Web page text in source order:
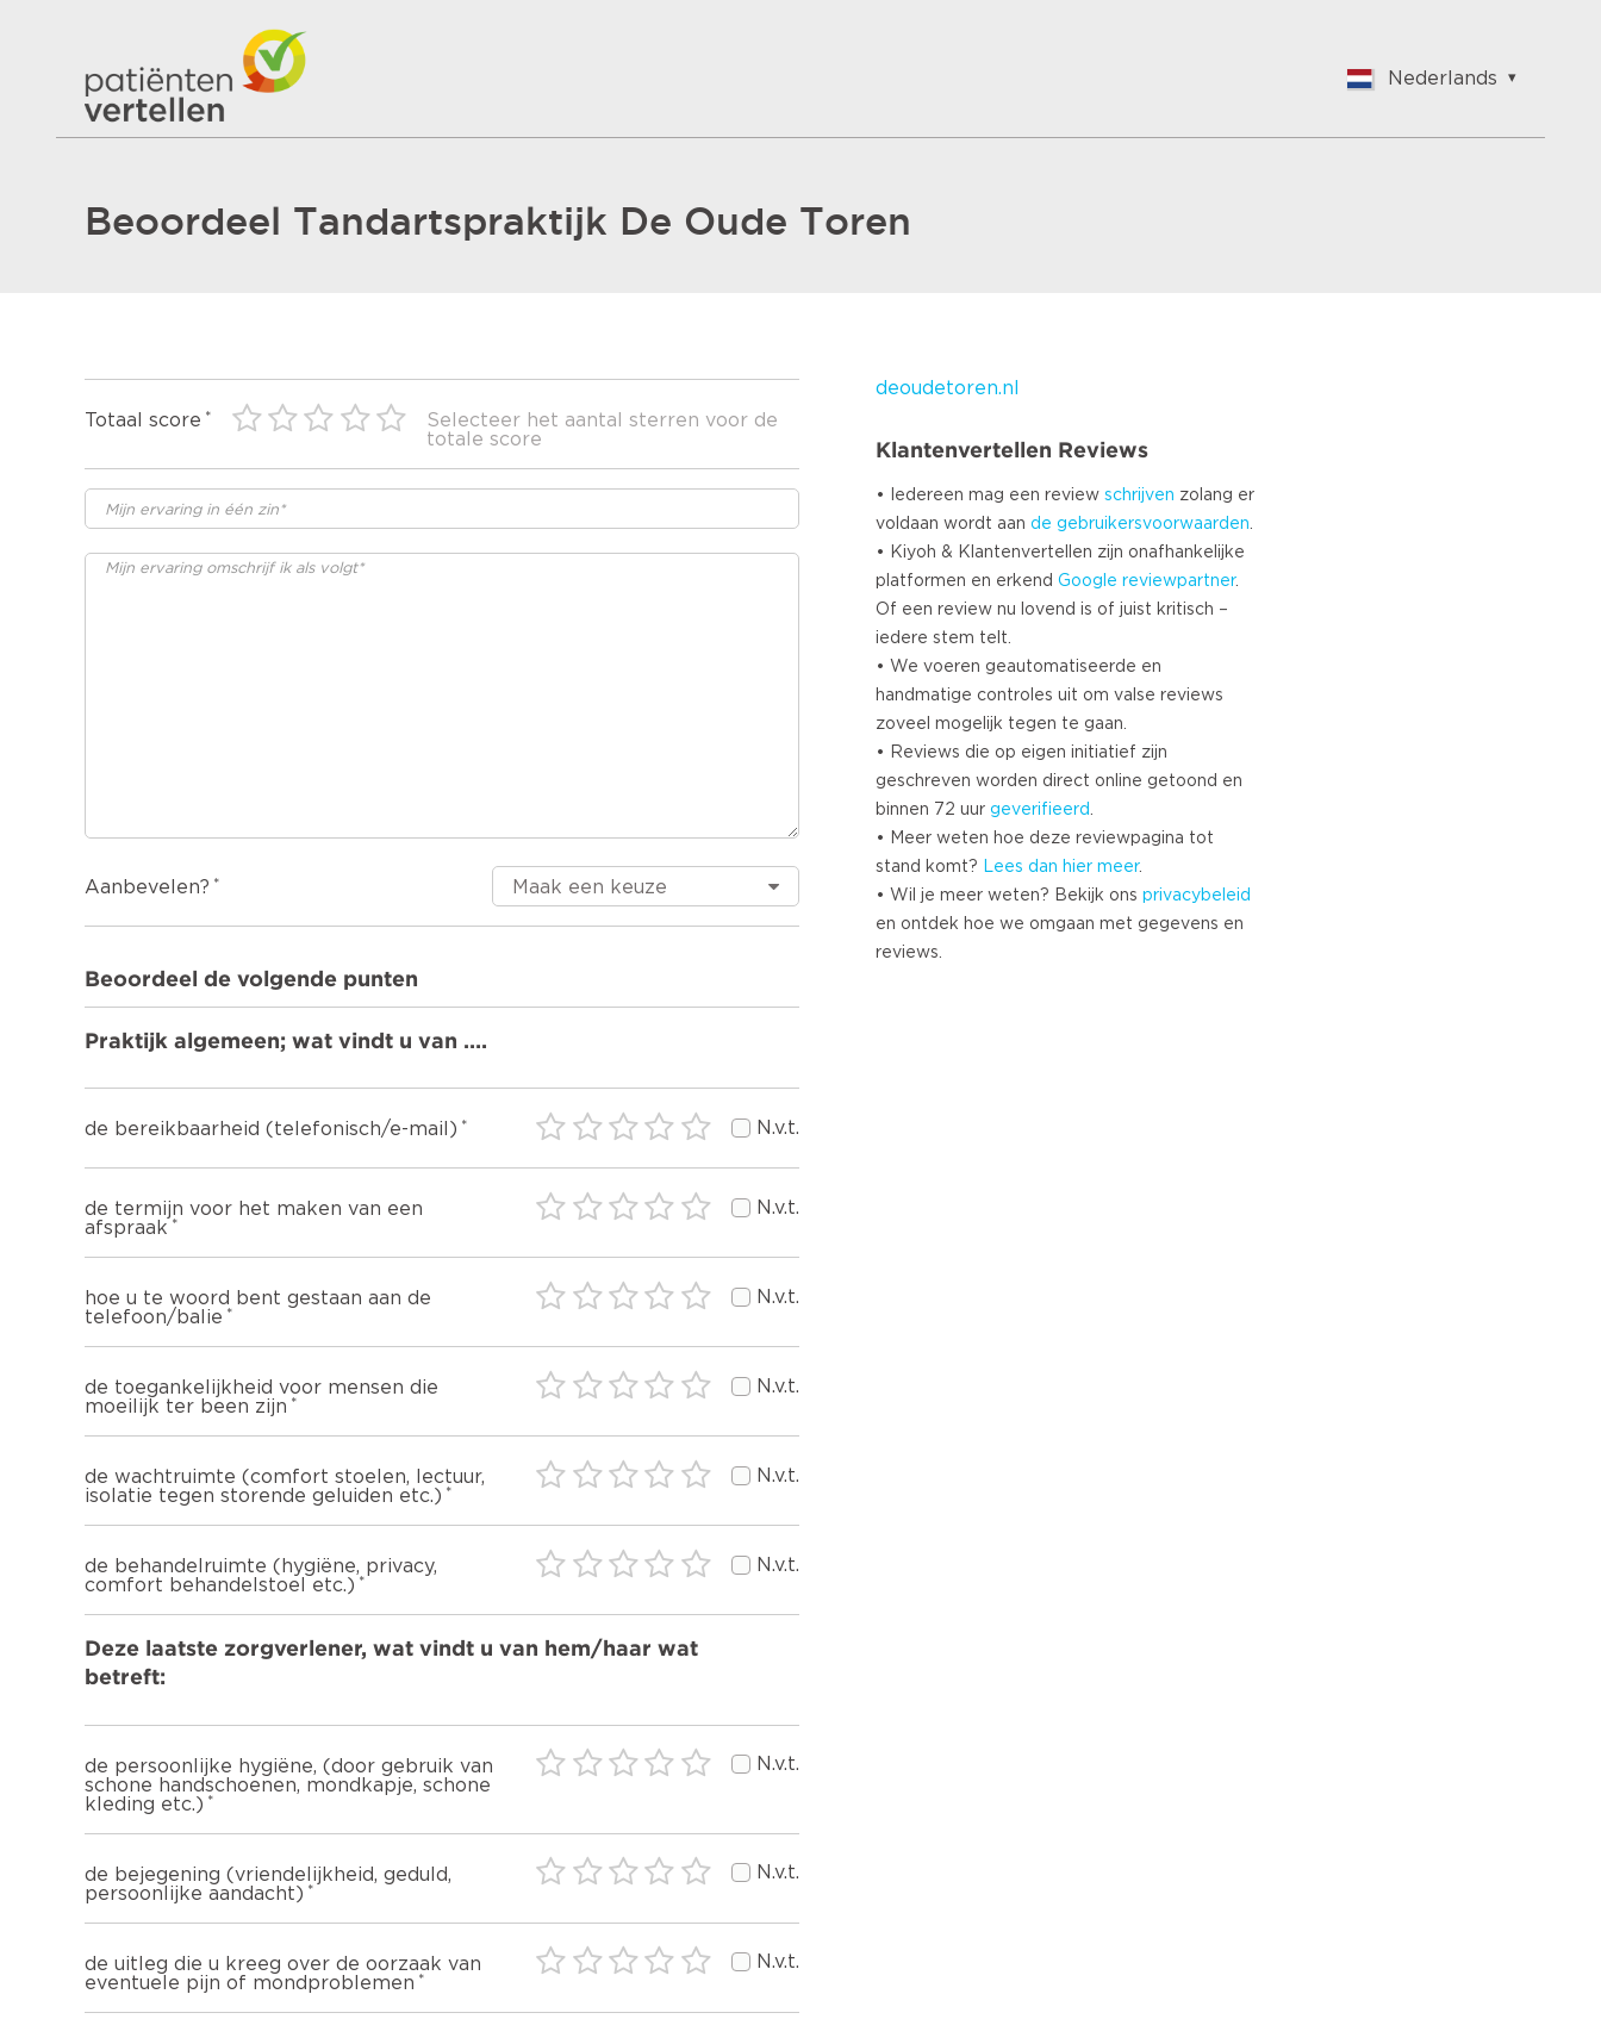
Nederlands
Nederlands
Beoordeel Tandartspraktijk De Oude Toren
Totaal score
Selecteer het aantal sterren voor de
totale score
Aanbevelen?
Beoordeel de volgende punten
Praktijk algemeen; wat vindt u van ….
de bereikbaarheid (telefonisch/e-mail) N.v.t.
de termijn voor het maken van een
afspraak
N.v.t.
hoe u te woord bent gestaan aan de
telefoon/balie
N.v.t.
de toegankelijkheid voor mensen die
moeilijk ter been zijn
N.v.t.
de wachtruimte (comfort stoelen, lectuur,
isolatie tegen storende geluiden etc.)
N.v.t.
de behandelruimte (hygiëne, privacy,
comfort behandelstoel etc.)
N.v.t.
Deze laatste zorgverlener, wat vindt u van hem/haar wat
betreft:
de persoonlijke hygiëne, (door gebruik van
schone handschoenen, mondkapje, schone
kleding etc.)
N.v.t.
de bejegening (vriendelijkheid, geduld,
persoonlijke aandacht)
N.v.t.
de uitleg die u kreeg over de oorzaak van
eventuele pijn of mondproblemen
N.v.t.
deoudetoren.nl
Klantenvertellen Reviews
• Iedereen mag een review schrijven zolang er
voldaan wordt aan de gebruikersvoorwaarden.
• Kiyoh & Klantenvertellen zijn onafhankelijke
platformen en erkend Google reviewpartner.
Of een review nu lovend is of juist kritisch –
iedere stem telt.
• We voeren geautomatiseerde en
handmatige controles uit om valse reviews
zoveel mogelijk tegen te gaan.
• Reviews die op eigen initiatief zijn
geschreven worden direct online getoond en
binnen 72 uur geverifieerd.
• Meer weten hoe deze reviewpagina tot
stand komt? Lees dan hier meer.
• Wil je meer weten? Bekijk ons privacybeleid
en ontdek hoe we omgaan met gegevens en
reviews.